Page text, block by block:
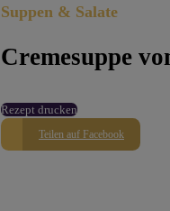
Suppen & Salate
Cremesuppe
Rezept drucken
Teilen auf Facebook